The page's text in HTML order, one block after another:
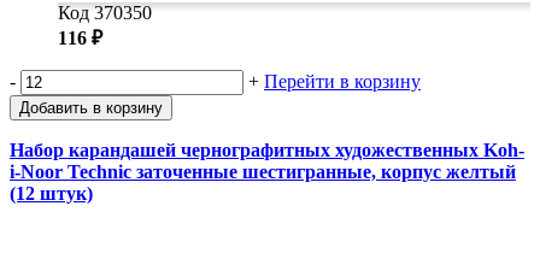
Код 370350
116 ₽
- + Перейти в корзину
Добавить в корзину
Набор карандашей чернографитных художественных Koh-
i-Noor Technic заточенные шестигранные, корпус желтый
(12 штук)